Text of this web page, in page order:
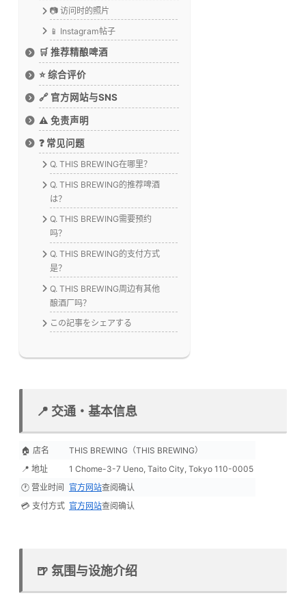
📷 访问时的照片
📱 Instagram帖子
🛒 推荐精酿啤酒
⭐ 综合评价
🔗 官方网站与SNS
⚠️ 免责声明
❓ 常见问题
Q. THIS BREWING在哪里？
Q. THIS BREWING的推荐啤酒
は？
Q. THIS BREWING需要预约
吗？
Q. THIS BREWING的支付方式
是？
Q. THIS BREWING周边有其他
酿酒厂吗？
この記事をシェアする
📍 交通・基本信息
🏠 店名
THIS BREWING（THIS BREWING）
📍 地址
1 Chome-3-7 Ueno, Taito City, Tokyo 110-0005
🕐 营业时间 官方网站查阅确认
💳 支付方式 官方网站查阅确认
🍺 氛围与设施介绍